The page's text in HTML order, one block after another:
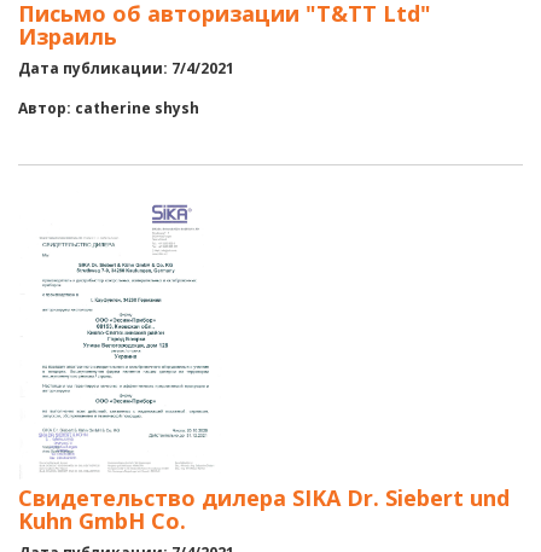
Письмо об авторизации "T&TT Ltd"
Израиль
Дата публикации: 7/4/2021
Автор: catherine shysh
Свидетельство дилера SIKA Dr. Siebert und
Kuhn GmbH Co.